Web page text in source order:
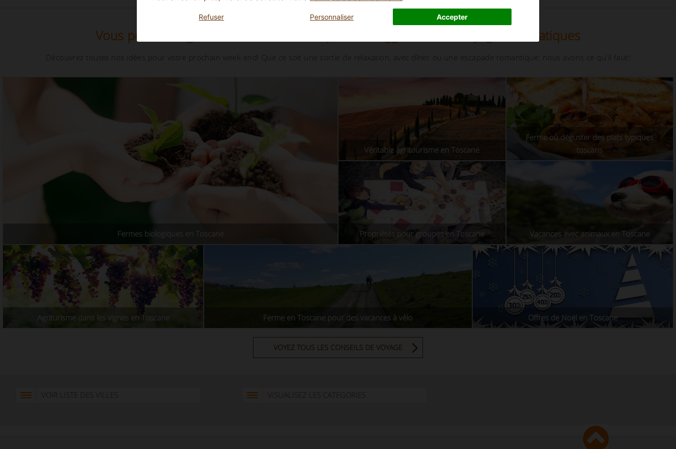
Refuser Personnaliser Accepter
Vous pourriez également être intéressé par ces suggestions de voyages thématiques
Découvrez toutes nos idées pour votre prochain week-end! Que ce soit une sortie de relaxation, avec dîner ou une escapade romantique: nous avons ce qu'il faut!
Fermes biologiques en Toscane
Véritable agritourisme en Toscane
Ferme où déguster des plats typiques
toscans
Propriétés pour groupes en Toscane Vacances avec animaux en Toscane
Agriturisme dans les vignes en Toscane Ferme en Toscane pour des vacances à vélo Offres de Noël en Toscane
VOYEZ TOUS LES CONSEILS DE VOYAGE
VOIR LISTE DES VILLES VISUALISEZ LES CATEGORIES